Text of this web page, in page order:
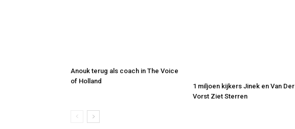
Anouk terug als coach in The Voice
of Holland
1 miljoen kijkers Jinek en Van Der
Vorst Ziet Sterren